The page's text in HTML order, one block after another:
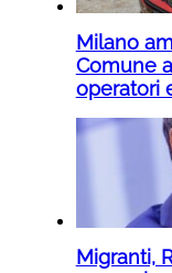
Milano
Comune
operatori
Migranti,